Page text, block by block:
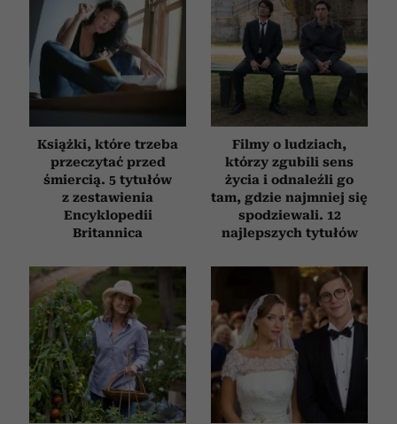
analizować ruch w naszej witrynie. Informacje o tym, jak
korzystasz z naszej witryny, udostępniamy partnerom
społecznościowym, reklamowym i analitycznym.
Partnerzy mogą połączyć te informacje z innymi danymi
otrzymanymi od Ciebie lub uzyskanymi podczas
korzystania z ich usług.
Książki, które trzeba
przeczytać przed
śmiercią. 5 tytułów
z zestawienia
Encyklopedii
Britannica
Filmy o ludziach,
którzy zgubili sens
życia i odnaleźli go
tam, gdzie najmniej się
spodziewali. 12
najlepszych tytułów